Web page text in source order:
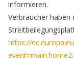
informieren.
Verbraucher haben
https://